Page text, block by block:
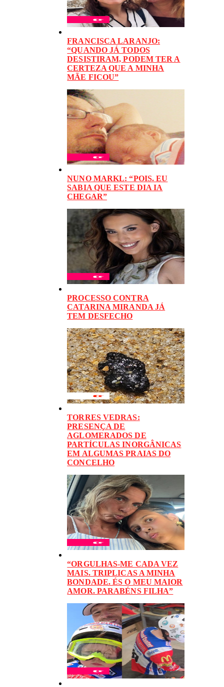
FRANCISCA LARANJO:
“QUANDO JÁ TODOS
DESISTIRAM, PODEM TER A
CERTEZA QUE A MINHA
MÃE FICOU”
NUNO MARKL: “POIS. EU
SABIA QUE ESTE DIA IA
CHEGAR”
PROCESSO CONTRA
CATARINA MIRANDA JÁ
TEM DESFECHO
TORRES VEDRAS:
PRESENÇA DE
AGLOMERADOS DE
PARTÍCULAS INORGÂNICAS
EM ALGUMAS PRAIAS DO
CONCELHO
“ORGULHAS-ME CADA VEZ
MAIS. TRIPLICAS A MINHA
BONDADE. ÉS O MEU MAIOR
AMOR. PARABÉNS FILHA”